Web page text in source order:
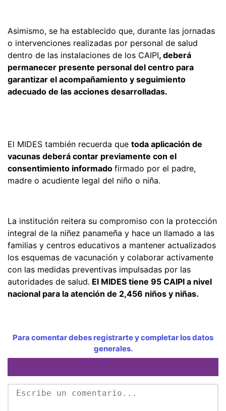
Asimismo, se ha establecido que, durante las jornadas
o intervenciones realizadas por personal de salud
dentro de las instalaciones de los CAIPI, deberá
permanecer presente personal del centro para
garantizar el acompañamiento y seguimiento
adecuado de las acciones desarrolladas.
El MIDES también recuerda que toda aplicación de
vacunas deberá contar previamente con el
consentimiento informado firmado por el padre,
madre o acudiente legal del niño o niña.
La institución reitera su compromiso con la protección
integral de la niñez panameña y hace un llamado a las
familias y centros educativos a mantener actualizados
los esquemas de vacunación y colaborar activamente
con las medidas preventivas impulsadas por las
autoridades de salud. El MIDES tiene 95 CAIPI a nivel
nacional para la atención de 2,456 niños y niñas.
Para comentar debes registrarte y completar los datos
generales.